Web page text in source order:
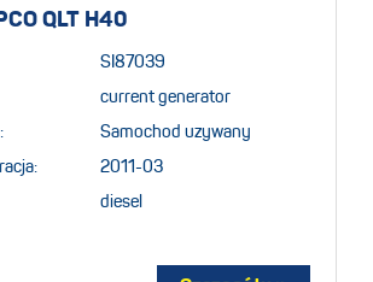
QLT H40
SI87039
current generator
Samochod uzywany
2011-03
diesel